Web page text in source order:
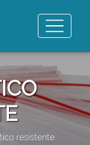
resistente